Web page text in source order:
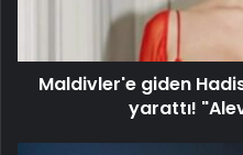
Maldivler'e giden
yarattı!